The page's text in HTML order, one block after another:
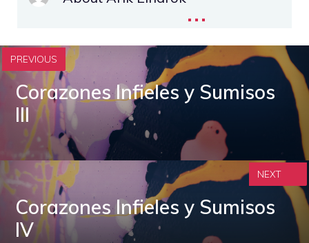
...
PREVIOUS
Corazones Infieles y Sumisos
III
Corazones Infieles y Sumisos
IV
NEXT